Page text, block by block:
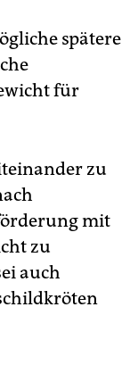
spätere
für
zu
mit
zu
auch